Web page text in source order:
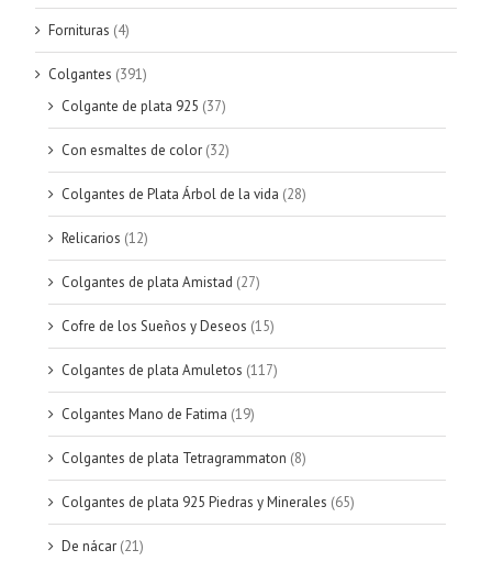
Fornituras (4)
Colgantes (391)
Colgante de plata 925 (37)
Con esmaltes de color (32)
Colgantes de Plata Árbol de la vida (28)
Relicarios (12)
Colgantes de plata Amistad (27)
Cofre de los Sueños y Deseos (15)
Colgantes de plata Amuletos (117)
Colgantes Mano de Fatima (19)
Colgantes de plata Tetragrammaton (8)
Colgantes de plata 925 Piedras y Minerales (65)
De nácar (21)